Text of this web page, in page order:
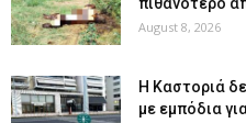
August 8, 2026
Η Καστοριά
με εμπόδια